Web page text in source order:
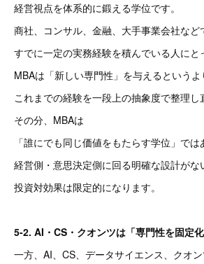
経営視点を体系的に鍛える学位です。
商社、コンサル、金融、大手事業会社など
すでに一定の実務経験を積んでいる人にと
MBAは「新しい専門性」を与えるというよ
これまでの経験を一段上の抽象度で整理し
その分、MBAは
「誰にでも同じ価値をもたらす学位」では
経営側・意思決定側に回る明確な設計がな
投資対効果は限定的になります。
5-2. AI・CS・クオンツは「専門性を固定
一方、AI、CS、データサイエンス、クオ